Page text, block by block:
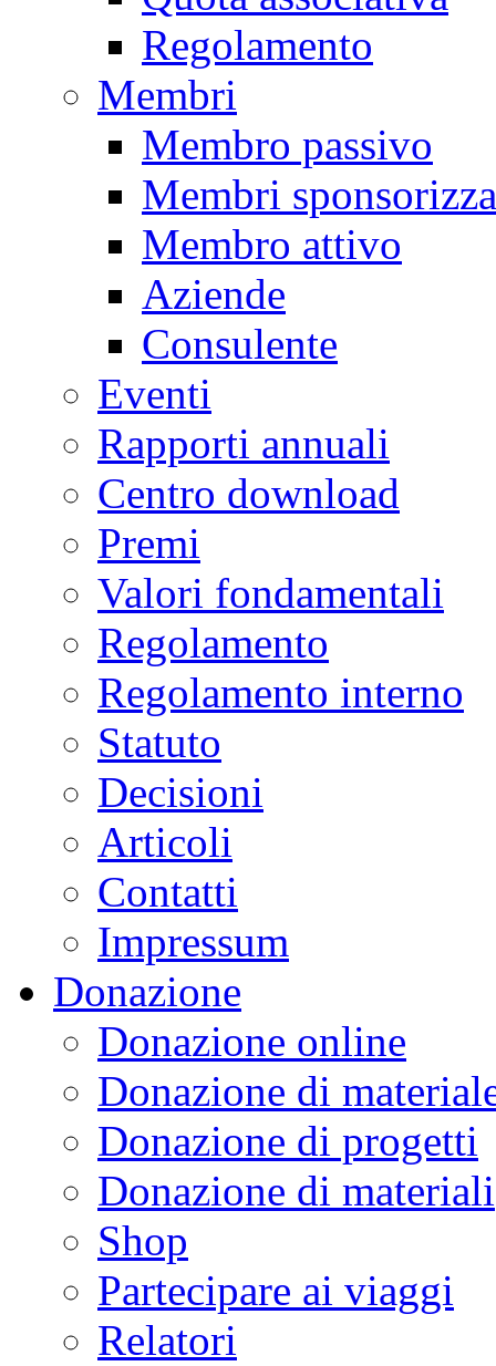
Regolamento
Membri
Membro passivo
Membri
Membro attivo
Aziende
Consulente
Eventi
Rapporti annuali
Centro download
Premi
Valori fondamentali
Regolamento
Regolamento interno
Statuto
Decisioni
Articoli
Contatti
Impressum
Donazione
Donazione online
Donazione di
Donazione di progetti
Donazione di materiali
Shop
Partecipare ai viaggi
Relatori